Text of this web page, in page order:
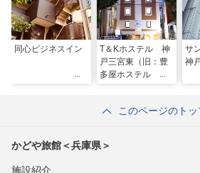
同心ビジネスイン
T＆Kホステル 神
戸三宮東（旧：豊
多屋ホステル 三
サ
神
このページのト
かどや旅館＜兵庫県＞
施設紹介